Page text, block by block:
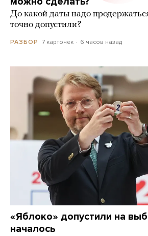
До какой даты надо
точно допустили?
РАЗБОР 7 карточек 6 часов назад
«Яблоко» допустили на
началось